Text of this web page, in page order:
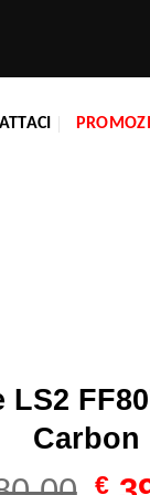
LS2
Carbon
Il
€